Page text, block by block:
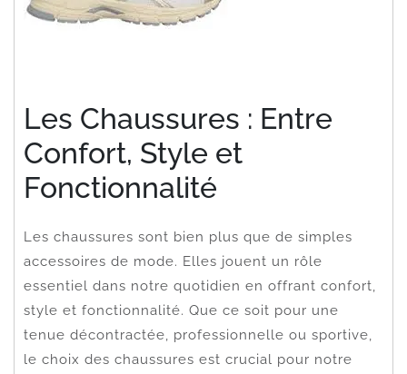
Les Chaussures : Entre
Confort, Style et
Fonctionnalité
Les chaussures sont bien plus que de simples
accessoires de mode. Elles jouent un rôle
essentiel dans notre quotidien en offrant confort,
style et fonctionnalité. Que ce soit pour une
tenue décontractée, professionnelle ou sportive,
le choix des chaussures est crucial pour notre